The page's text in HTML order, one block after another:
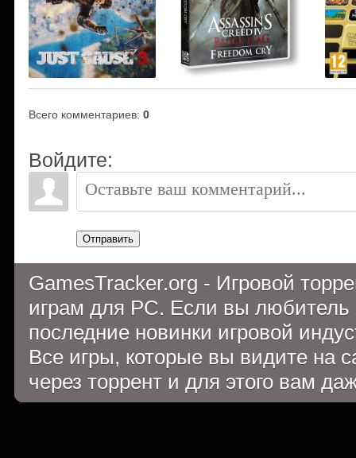
Всего комментариев: 0
Войдите:
Отправить
GamesTracker.org - Игровой
играм для PC. Если вы
последние новинки игровой
Все игры, которые вы видите на
через торрент и для этого вам